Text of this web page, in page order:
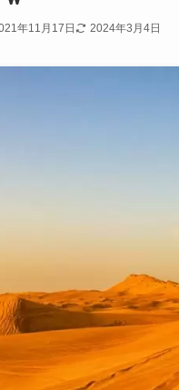
年11月17日 2024年3月4日